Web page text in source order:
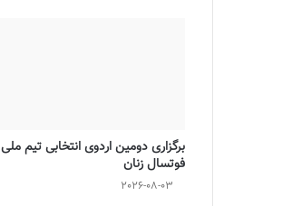
برگزاری دومین اردوی انتخابی تیم ملی
فوتسال زنان
2026-08-03